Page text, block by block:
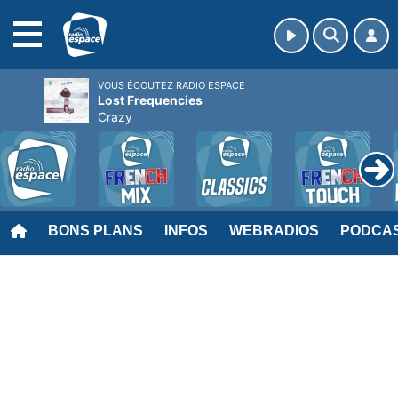
BONS PLANS INFOS WEBRADIOS
VOUS ÉCOUTEZ RADIO ESPACE
Lost Frequencies
Crazy